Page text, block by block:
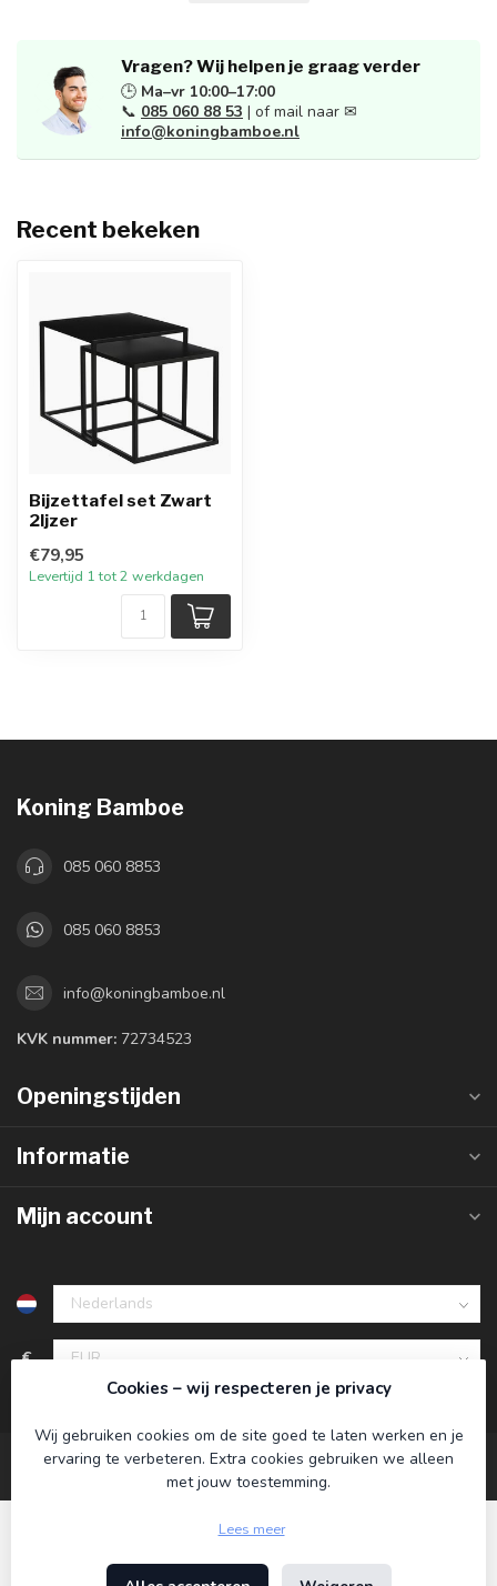
Vragen? Wij helpen je graag verder
🕒 Ma–vr 10:00–17:00
📞 085 060 88 53 | of mail naar ✉
info@koningbamboe.nl
Recent bekeken
Bijzettafel set Zwart
2Ijzer
€79,95
Levertijd 1 tot 2 werkdagen
Koning Bamboe
085 060 8853
085 060 8853
info@koningbamboe.nl
KVK nummer: 72734523
Openingstijden
Informatie
Mijn account
€
Cookies – wij respecteren je privacy
Wij gebruiken cookies om de site goed te laten werken en je
ervaring te verbeteren. Extra cookies gebruiken we alleen
met jouw toestemming.
Lees meer